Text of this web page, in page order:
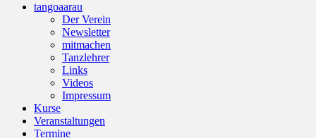
tangoaarau
Der Verein
Newsletter
mitmachen
Tanzlehrer
Links
Videos
Impressum
Kurse
Veranstaltungen
Termine